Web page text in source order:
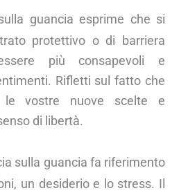
guancia esprime che si
protettivo o di barriera
più consapevoli e
Rifletti sul fatto che
le vostre nuove scelte e
di libertà.
sulla guancia fa riferimento
un desiderio e lo stress. Il